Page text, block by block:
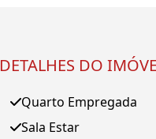
DETALHES DO
Quarto Empregada
Sala Estar